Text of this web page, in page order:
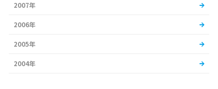
2007年
2006年
2005年
2004年